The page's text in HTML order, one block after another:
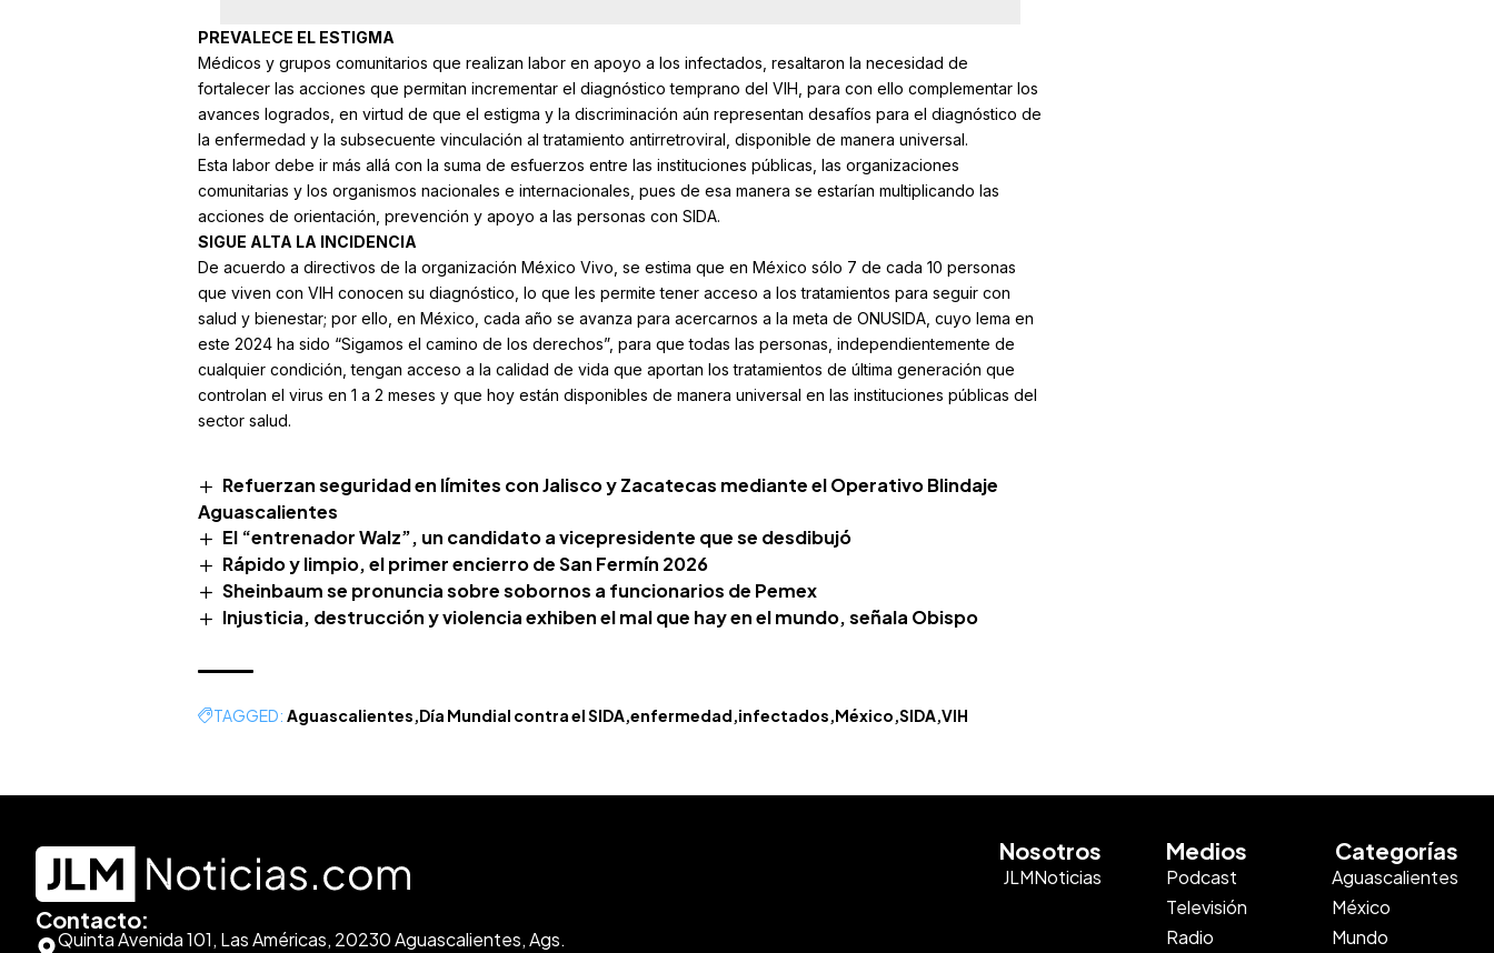
PREVALECE EL ESTIGMA
Médicos y grupos comunitarios que realizan labor en apoyo a los infectados, resaltaron la necesidad de
fortalecer las acciones que permitan incrementar el diagnóstico temprano del VIH, para con ello complementar los
avances logrados, en virtud de que el estigma y la discriminación aún representan desafíos para el diagnóstico de
la enfermedad y la subsecuente vinculación al tratamiento antirretroviral, disponible de manera universal.
Esta labor debe ir más allá con la suma de esfuerzos entre las instituciones públicas, las organizaciones
comunitarias y los organismos nacionales e internacionales, pues de esa manera se estarían multiplicando las
acciones de orientación, prevención y apoyo a las personas con SIDA.
SIGUE ALTA LA INCIDENCIA
De acuerdo a directivos de la organización México Vivo, se estima que en México sólo 7 de cada 10 personas
que viven con VIH conocen su diagnóstico, lo que les permite tener acceso a los tratamientos para seguir con
salud y bienestar; por ello, en México, cada año se avanza para acercarnos a la meta de ONUSIDA, cuyo lema en
este 2024 ha sido “Sigamos el camino de los derechos”, para que todas las personas, independientemente de
cualquier condición, tengan acceso a la calidad de vida que aportan los tratamientos de última generación que
controlan el virus en 1 a 2 meses y que hoy están disponibles de manera universal en las instituciones públicas del
sector salud.
Refuerzan seguridad en límites con Jalisco y Zacatecas mediante el Operativo Blindaje
Aguascalientes
El “entrenador Walz”, un candidato a vicepresidente que se desdibujó
Rápido y limpio, el primer encierro de San Fermín 2026
Sheinbaum se pronuncia sobre sobornos a funcionarios de Pemex
Injusticia, destrucción y violencia exhiben el mal que hay en el mundo, señala Obispo
TAGGED: Aguascalientes Día Mundial contra el SIDA enfermedad infectados México SIDA VIH
Contacto:
Quinta Avenida 101, Las Américas, 20230 Aguascalientes, Ags.
Nosotros
JLMNoticias
Medios
Podcast
Televisión
Radio
Categorías
Aguascalientes
México
Mundo